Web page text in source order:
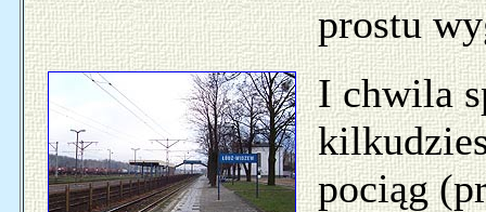
prostu
I chwila
pociąg